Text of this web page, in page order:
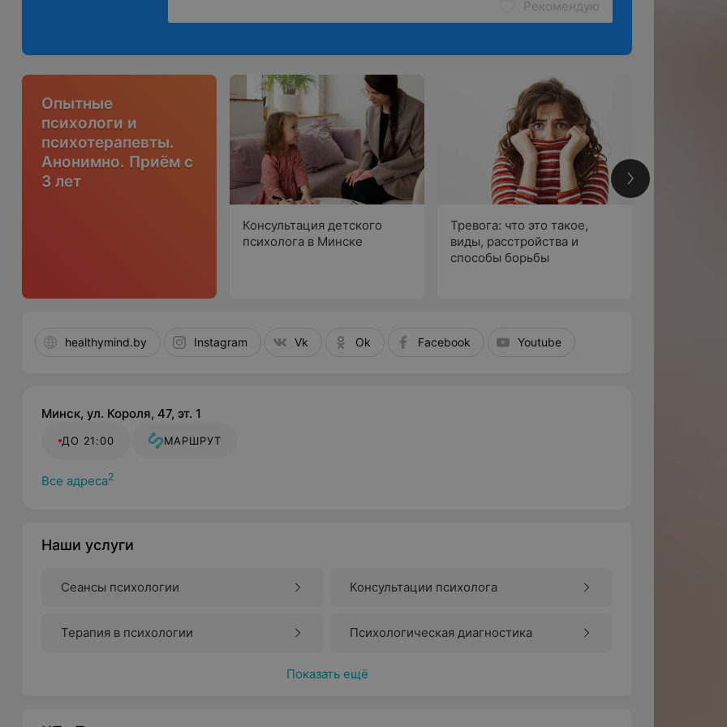
Рекомендую
Опытные
психологи и
психотерапевты.
Анонимно. Приём с
3 лет
Консультация детского
психолога в Минске
Тревога: что это такое,
виды, расстройства и
способы борьбы
healthymind.by Instagram Vk Ok Facebook Youtube
Минск, ул. Короля, 47, эт. 1
ДО 21:00 МАРШРУТ
Все адреса2
Наши услуги
Сеансы психологии Консультации психолога
Терапия в психологии Психологическая диагностика
Показать ещё